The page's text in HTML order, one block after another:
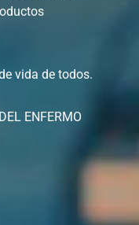
vida de todos.
ENFERMO